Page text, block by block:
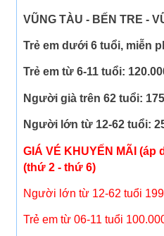
VŨNG TÀU - BẾN TRE -
Trẻ em dưới 6 tuổi, miễn
Trẻ em từ 6-11 tuổi:
Người già trên 62 tuổi:
Người lớn từ 12-62 tuổi:
GIÁ VÉ KHUYẾN MÃI (áp
(thứ 2 - thứ 6)
Người lớn từ 12-62 tuổi
Trẻ em từ 06-11 tuổi